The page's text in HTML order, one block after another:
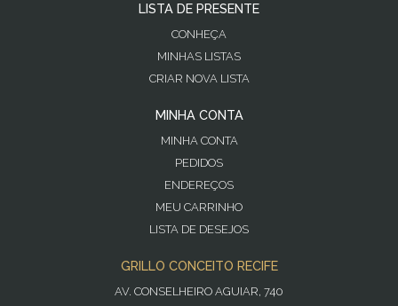
LISTA DE PRESENTE
CONHEÇA
MINHAS LISTAS
CRIAR NOVA LISTA
MINHA CONTA
MINHA CONTA
PEDIDOS
ENDEREÇOS
MEU CARRINHO
LISTA DE DESEJOS
GRILLO CONCEITO RECIFE
AV. CONSELHEIRO AGUIAR, 740